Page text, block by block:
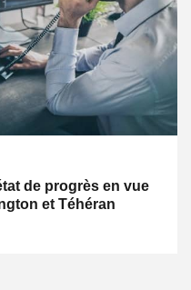
de progrès en vue
et Téhéran